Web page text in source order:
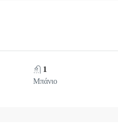
1
Μπάνιο